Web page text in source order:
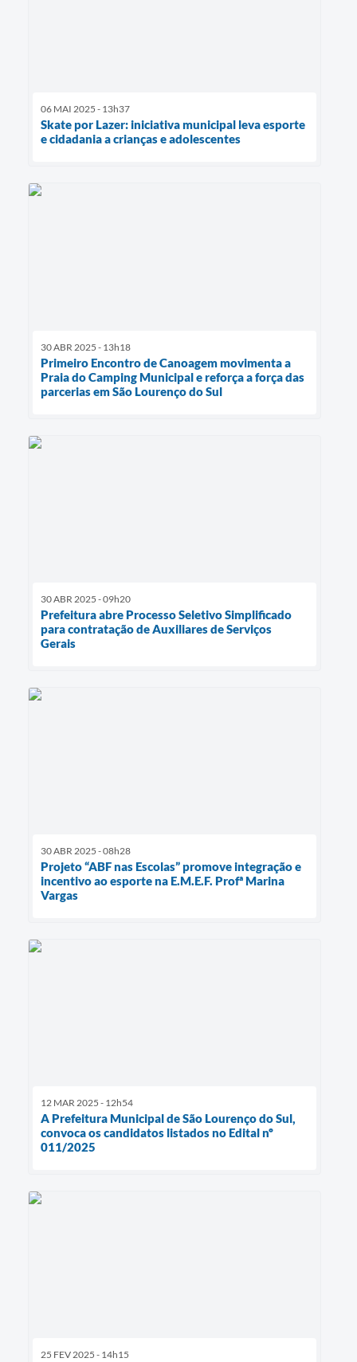
06 MAI 2025 - 13h37
Skate por Lazer: iniciativa municipal leva esporte
e cidadania a crianças e adolescentes
30 ABR 2025 - 13h18
Primeiro Encontro de Canoagem movimenta a
Praia do Camping Municipal e reforça a força das
parcerias em São Lourenço do Sul
30 ABR 2025 - 09h20
Prefeitura abre Processo Seletivo Simplificado
para contratação de Auxiliares de Serviços
Gerais
30 ABR 2025 - 08h28
Projeto “ABF nas Escolas” promove integração e
incentivo ao esporte na E.M.E.F. Profª Marina
Vargas
12 MAR 2025 - 12h54
A Prefeitura Municipal de São Lourenço do Sul,
convoca os candidatos listados no Edital nº
011/2025
25 FEV 2025 - 14h15